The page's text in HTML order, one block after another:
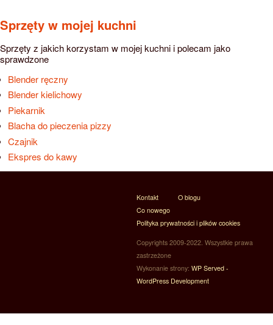
Sprzęty w mojej kuchni
Sprzęty z jakich korzystam w mojej kuchni i polecam jako
sprawdzone
Blender ręczny
Blender kielichowy
Piekarnik
Blacha do pieczenia pizzy
Czajnik
Ekspres do kawy
Kontakt
O blogu
Co nowego
Polityka prywatności i plików cookies
Copyrights 2009-2022. Wszystkie prawa
zastrzeżone
Wykonanie strony: WP Served -
WordPress Development